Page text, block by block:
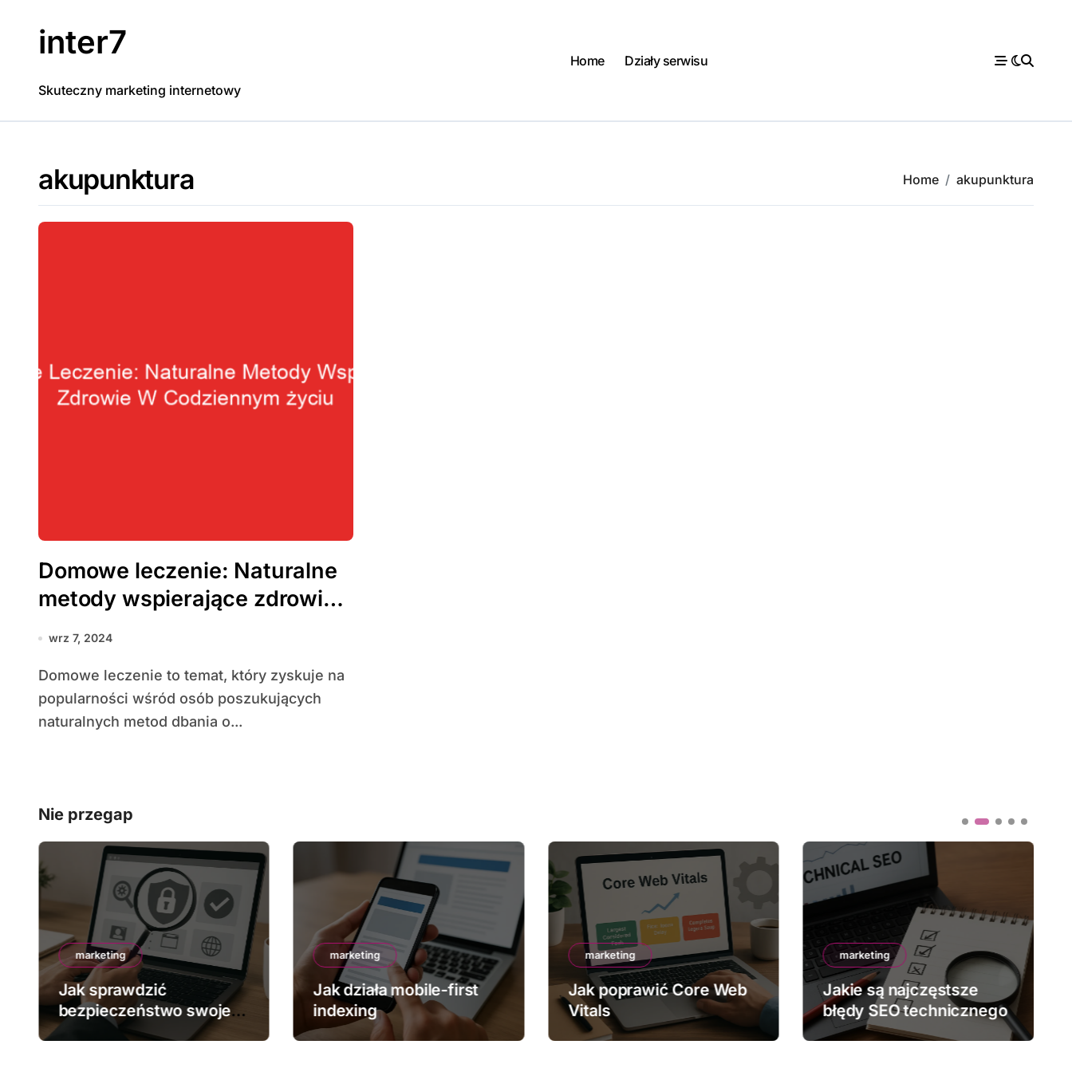
inter7
Skuteczny marketing internetowy
Home Działy serwisu
akupunktura Home akupunktura
Domowe leczenie: Naturalne
metody wspierające zdrowie
w codziennym życiu
wrz 7, 2024
Domowe leczenie to temat, który zyskuje na
popularności wśród osób poszukujących
naturalnych metod dbania o...
Nie przegap
marketing
Jak sprawdzić
bezpieczeństwo swojej
strony
marketing
Jak działa mobile-first
indexing
marketing
Jak poprawić Core Web
Vitals
marketing
Jakie są najczęstsze
błędy SEO technicznego